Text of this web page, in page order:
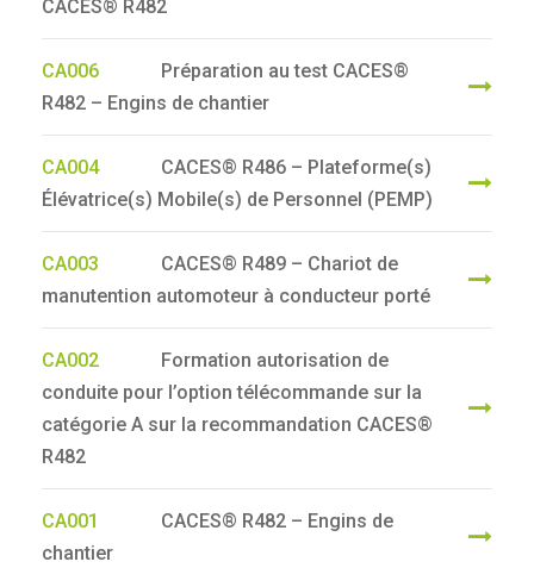
CACES® R482
CA006
Préparation au test CACES®
R482 – Engins de chantier
CA004
CACES® R486 – Plateforme(s)
Élévatrice(s) Mobile(s) de Personnel (PEMP)
CA003
CACES® R489 – Chariot de
manutention automoteur à conducteur porté
CA002
Formation autorisation de
conduite pour l’option télécommande sur la
catégorie A sur la recommandation CACES®
R482
CA001
CACES® R482 – Engins de
chantier